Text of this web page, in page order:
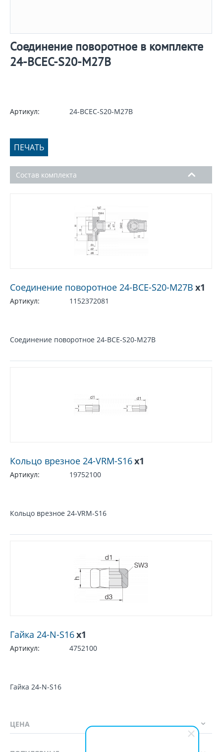
Соединение поворотное в комплекте
24-BCEC-S20-M27B
Артикул: 24-BCEC-S20-M27B
ПЕЧАТЬ
Состав комплекта
Соединение поворотное 24-BCE-S20-M27B x1
Артикул: 1152372081
Соединение поворотное 24-BCE-S20-M27B
Кольцо врезное 24-VRM-S16x1
Артикул: 19752100
Кольцо врезное 24-VRM-S16
Гайка 24-N-S16x1
Артикул: 4752100
Гайка 24-N-S16
ЦЕНА